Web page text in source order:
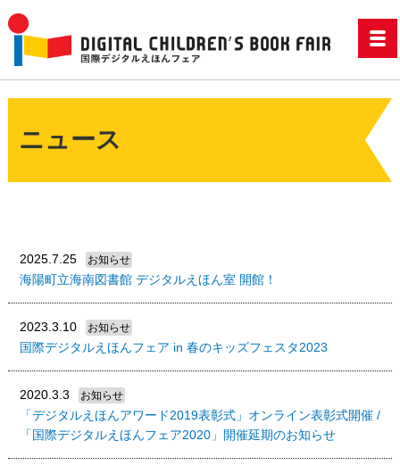
ニュース
2025.7.25 お知らせ
海陽町立海南図書館 デジタルえほん室 開館！
2023.3.10 お知らせ
国際デジタルえほんフェア in 春のキッズフェスタ2023
2020.3.3 お知らせ
「デジタルえほんアワード2019表彰式」オンライン表彰式開催 /
「国際デジタルえほんフェア2020」開催延期のお知らせ